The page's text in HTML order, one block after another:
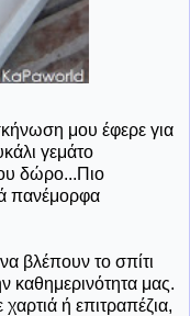
μου έφερε για
γεμάτο
δώρο...Πιο
πανέμορφα
βλέπουν το σπίτι
καθημερινότητα μας.
ή επιτραπέζια,